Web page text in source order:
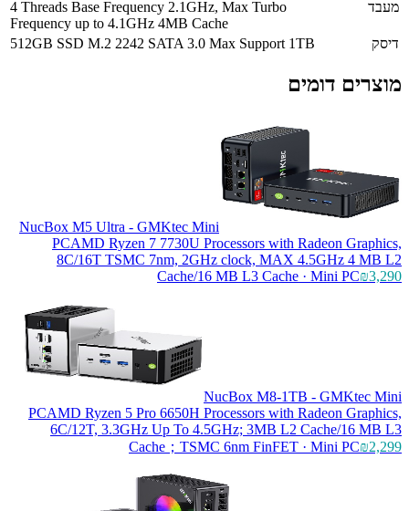
מעבד
4 Threads Base Frequency 2.1GHz, Max Turbo
Frequency up to 4.1GHz 4MB Cache
דיסק
512GB SSD M.2 2242 SATA 3.0 Max Support 1TB
מוצרים דומים
NucBox M5 Ultra - GMKtec Mini
PCAMD Ryzen 7 7730U Processors with Radeon Graphics,
8C/16T TSMC 7nm, 2GHz clock, MAX 4.5GHz 4 MB L2
Cache/16 MB L3 Cache · Mini PC₪3,290
NucBox M8-1TB - GMKtec Mini
PCAMD Ryzen 5 Pro 6650H Processors with Radeon Graphics,
6C/12T, 3.3GHz Up To 4.5GHz; 3MB L2 Cache/16 MB L3
Cache；TSMC 6nm FinFET · Mini PC₪2,299